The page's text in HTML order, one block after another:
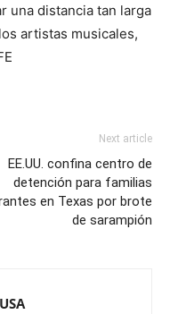
una distancia tan larga
artistas musicales,
Next article
EE.UU. confina centro de
detención para familias
en Texas por brote
de sarampión